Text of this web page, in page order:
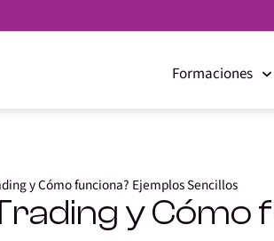
Formaciones
y Cómo funciona? Ejemplos Sencillos
y Cómo